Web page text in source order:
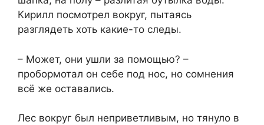
Кирилл посмотрел вокруг, пытаясь
разглядеть хоть какие-то следы.
– Может, они ушли за помощью? –
пробормотал он себе под нос, но сомнения
всё же оставались.
Лес вокруг был неприветливым, но тянуло в